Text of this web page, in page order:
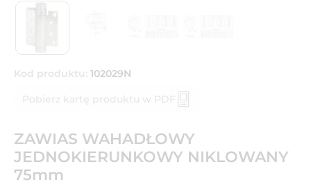
Kod produktu: 102029N
Pobierz kartę produktu w PDF
ZAWIAS WAHADŁOWY
JEDNOKIERUNKOWY NIKLOWANY
75mm